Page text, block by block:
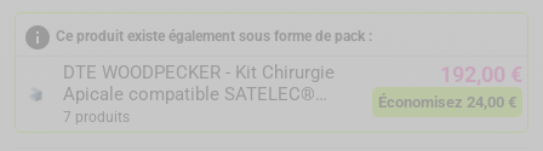
info Ce produit existe également sous forme de pack :
DTE WOODPECKER - Kit Chirurgie
Apicale compatible SATELEC®
ED19D ED20D ED23D ED21LD
ED21RD
7 produits
192,00 €
Économisez 24,00 €